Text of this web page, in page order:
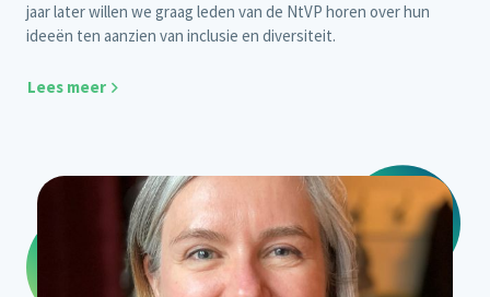
jaar later willen we graag leden van de NtVP horen over hun
ideeën ten aanzien van inclusie en diversiteit.
Lees meer